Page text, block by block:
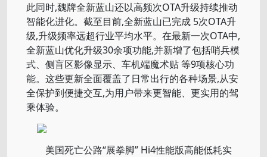
此同时,魏牌全新蓝山还以高频次OTA升级持续推动
智能化进化。截至目前,全新蓝山已完成 5次OTA升
级,升级频率远超行业平均水平。在最新一次OTA中,
全新蓝山优化升级30余项功能,并新增了包括哨兵模
式、侧盲区影像显示、车机端魔术贴 等9项核心功
能。这些更新全面覆盖了日常出行的各种场景,从安
全保护到便捷交互,为用户带来更智能、更实用的驾
乘体验。
美国死亡公路“展拳脚” Hi4性能版高能低耗实